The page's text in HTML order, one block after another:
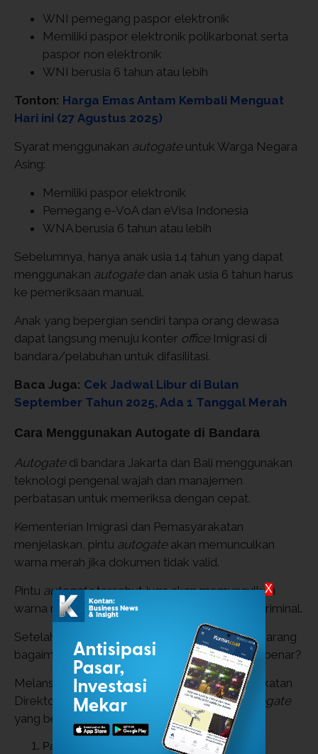
WNI pemegang paspor elektronik
Memiliki paspor elektronik polikarbonat serta
paspor non elektronik
WNI berusia 6 tahun atau lebih
Tonton: Harga Emas Antam Kembali Menguat
Hari ini (27 Agustus 2025)
Syarat menggunakan autogate untuk Warga Negara
Asing:
Memiliki paspor elektronik
Pemegang e-VoA dan eVisa Indonesia
WNA berusia 6 tahun atau lebih
Sebelumnya, hanya anak usia 14 tahun yang dapat
menggunakan autogate dan anak usia 6 tahun harus
ke pemeriksaan manual.
Anak yang bepergian sendiri tanpa orang dewasa
dapat langsung menuju konter office Imigrasi di
bandara/pelabuhan untuk difasilitasi.
Baca Juga: Cek Jadwal Libur di Bulan
September Tahun 2025, Ada 1 Tanggal Merah
Cara Menggunakan Autogate di Bandara
Autogate di bandara Jakarta dan Bali menggunakan
teknologi pengenal wajah dan manajemen
perbatasan untuk memeriksa dengan cepat.
Kementerian Imigrasi dan Pemasyarakatan
menjelaskan, pintu autogate akan memunculkan
warna merah jika dokumen tidak valid.
Pintu autogatetersebut juga akan memunculkan
warna merah jika seseorang memiliki catatan kriminal.
Setelah memenuhi semua persyaratannya, sekarang
bagaimana cara menggunakan
autogateyang benar?
Melansir Kementerian Imigrasi dan Pemasyarakatan
Direktorat Jenderal Imigrasi, ini cara pakaiautogate
yang benar:
Pastikan seluruh bagian wajah Anda terlihat
X